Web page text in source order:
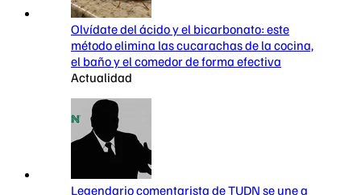
Olvídate del ácido y el bicarbonato: este
método elimina las cucarachas de la cocina,
el baño y el comedor de forma efectiva
Actualidad
Legendario comentarista de TUDN se une a